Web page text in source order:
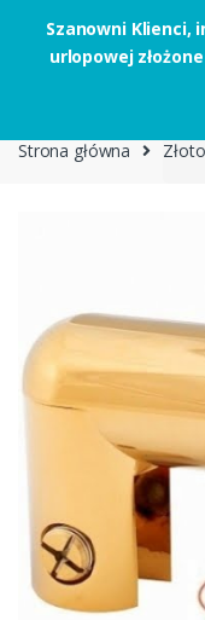
Skip to navigation
Skip to content
Strona główna
Szanowni Klienci,
urlopowej